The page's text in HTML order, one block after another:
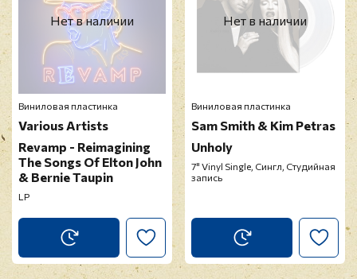
Оставить отзыв
Перед публикацией отзывы проходят
модерацию
Нет в наличии
Виниловая пластинка
Various Artists
Revamp - Reimagining
The Songs Of Elton John
& Bernie Taupin
LP
Нет в наличии
Виниловая пластинка
Sam Smith & Kim Petras
Unholy
7" Vinyl Single, Сингл, Студийная
запись